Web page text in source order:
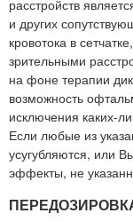
расстройств
и других
кровотока в
зрительными
на фоне терапии
возможность
исключения каких-
Если любые из
усугубляются, или
эффекты, не